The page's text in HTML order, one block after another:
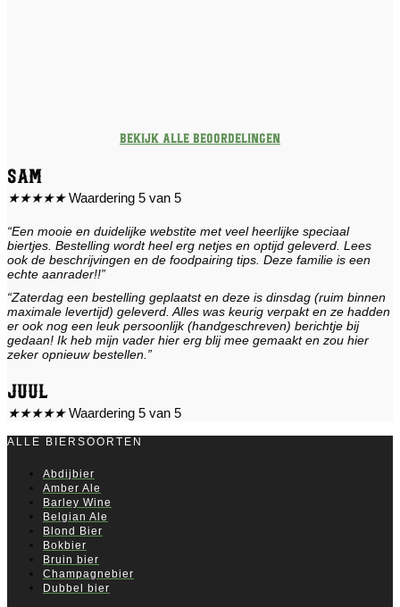
Bekijk alle beoordelingen
Sam
★★★★★ Waardering 5 van 5
“Een mooie en duidelijke webstite met veel heerlijke speciaal
biertjes. Bestelling wordt heel erg netjes en optijd geleverd. Lees
ook de beschrijvingen en de foodpairing tips. Deze familie is een
echte aanrader!!”
“Zaterdag een bestelling geplaatst en deze is dinsdag (ruim binnen
maximale levertijd) geleverd. Alles was keurig verpakt en ze hadden
er ook nog een leuk persoonlijk (handgeschreven) berichtje bij
gedaan! Ik heb mijn vader hier erg blij mee gemaakt en zou hier
zeker opnieuw bestellen.”
Juul
★★★★★ Waardering 5 van 5
ALLE BIERSOORTEN
Abdijbier
Amber Ale
Barley Wine
Belgian Ale
Blond Bier
Bokbier
Bruin bier
Champagnebier
Dubbel bier